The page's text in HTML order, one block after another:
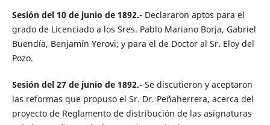
Sesión del 10 de junio de 1892.- Declararon aptos para el
grado de Licenciado a los Sres. Pablo Mariano Borja, Gabriel
Buendía, Benjamín Yerovi; y para el de Doctor al Sr. Eloy del
Pozo.
Sesión del 27 de junio de 1892.- Se discutieron y aceptaron
las reformas que propuso el Sr. Dr. Peñaherrera, acerca del
proyecto de Reglamento de distribución de las asignaturas